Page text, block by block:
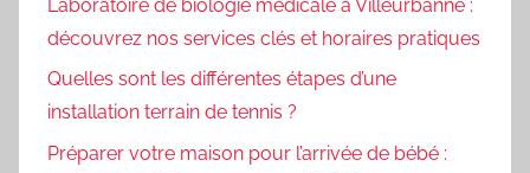
Laboratoire de biologie médicale à Villeurbanne :
découvrez nos services clés et horaires pratiques
Quelles sont les différentes étapes d’une
installation terrain de tennis ?
Préparer votre maison pour l’arrivée de bébé :